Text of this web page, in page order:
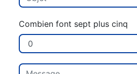
Combien font sept plus cinq